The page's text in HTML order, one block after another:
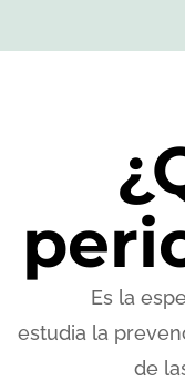
Es la
estudia la
de